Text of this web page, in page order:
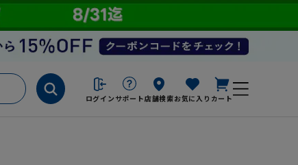
ログイン サポート店舗検索お気に入り カート